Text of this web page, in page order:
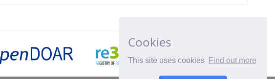
Cookies
This site uses cookies Find out more